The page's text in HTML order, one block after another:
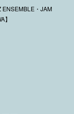
ENSEMBLE・JAM
】